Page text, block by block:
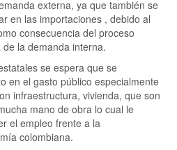
externa, ya que también se
en las importaciones , debido al
consecuencia del proceso
la demanda interna.
se espera que se
en el gasto público especialmente
infraestructura, vivienda, que son
mano de obra lo cual le
el empleo frente a la
colombiana.